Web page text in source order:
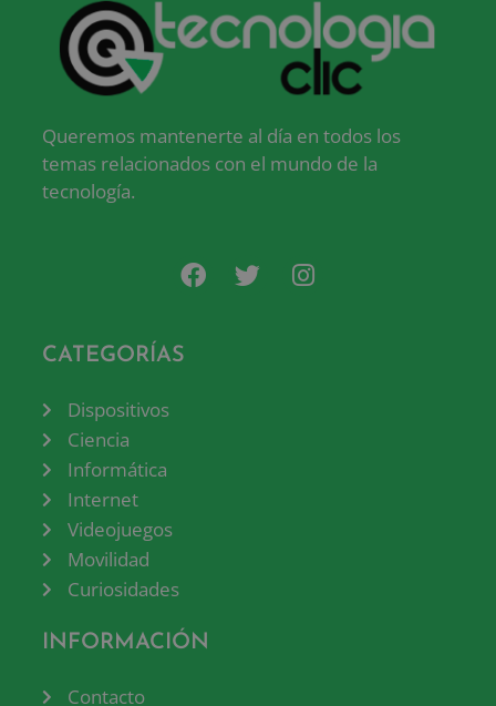
Queremos mantenerte al día en todos los
temas relacionados con el mundo de la
tecnología.
CATEGORÍAS
Dispositivos
Ciencia
Informática
Internet
Videojuegos
Movilidad
Curiosidades
INFORMACIÓN
Contacto